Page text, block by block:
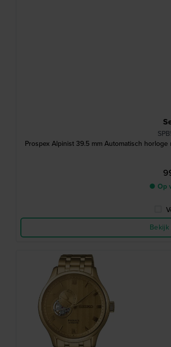
Prospex Alpinist 39.5 mm Automatisch
● Op